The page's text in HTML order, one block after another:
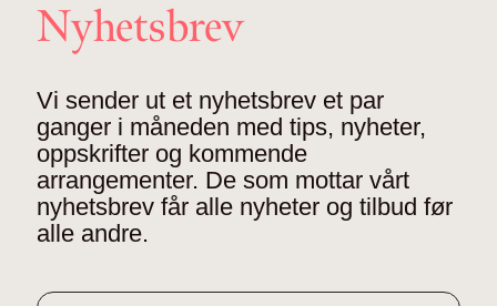
Nyhetsbrev
Vi sender ut et nyhetsbrev et par
ganger i måneden med tips, nyheter,
oppskrifter og kommende
arrangementer. De som mottar vårt
nyhetsbrev får alle nyheter og tilbud før
alle andre.